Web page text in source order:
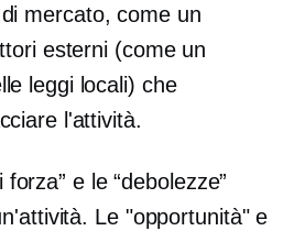
mercato, come un
esterni (come un
leggi locali) che
l'attività.
e le “debolezze”
Le "opportunità" e